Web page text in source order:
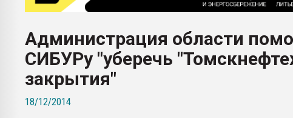
пластмасс
ситуацией на строительном рынке
Всё, что касается выдува ПЭТ
бутылок
ПЕРЕЙТИ НА ФОРУМ
Администрация области
СИБУРу "уберечь
закрытия"
18/12/2014